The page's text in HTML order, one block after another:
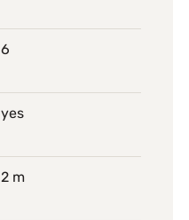
6
yes
2 m